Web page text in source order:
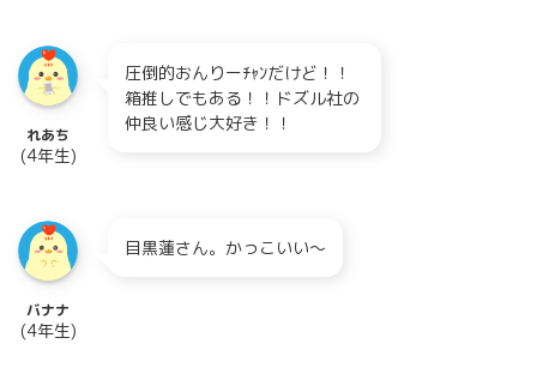
れあち
(4年生)
圧倒的おんりーﾁｬﾝだけど！！
箱推しでもある！！ドズル社の
仲良い感じ大好き！！
バナナ
(4年生)
目黒蓮さん。かっこいい〜